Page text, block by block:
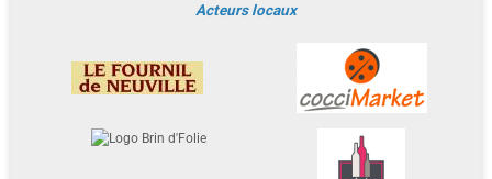
Acteurs locaux